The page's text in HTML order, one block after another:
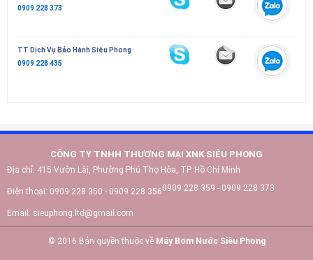
0909 228 373
TT Dịch Vụ Bảo Hành Siêu Phong
0909 228 435
CÔNG TY TNHH THƯƠNG MẠI XNK SIÊU PHONG
Địa chỉ: 415 Vườn Lài, Phường Phú Thọ Hòa, TP. Hồ Chí Minh
Điện thoại: 0909 228 350 - 0909 228 3560909 228 359 - 0909 228 373
Email: sieuphong.ltd@gmail.com
© 2016 Bản quyền thuộc về Máy Bơm Nước Siêu Phong